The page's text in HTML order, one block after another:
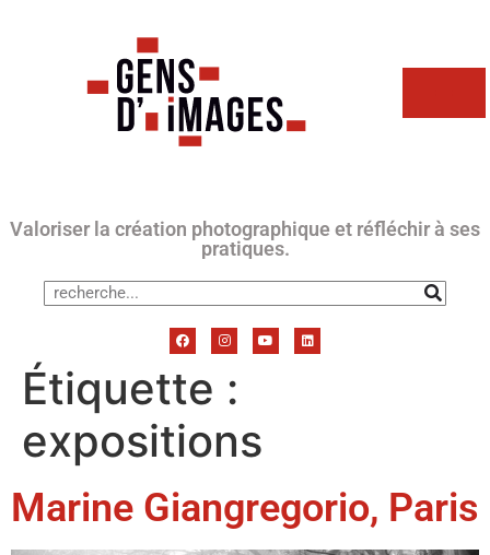
Valoriser la création photographique et réfléchir à ses
pratiques.
Étiquette :
expositions
Marine Giangregorio, Paris